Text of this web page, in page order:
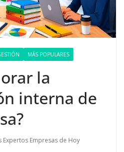
MÁS POPULARES
la
interna de
Expertos Empresas de Hoy